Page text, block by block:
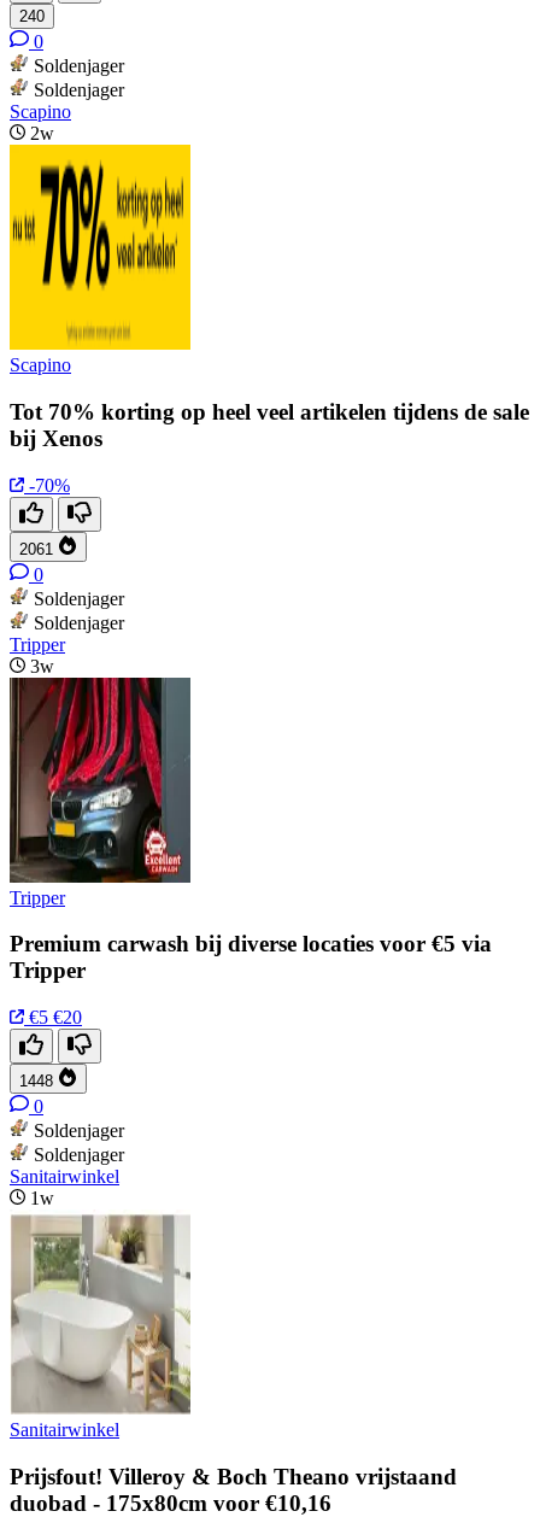
240
0
Soldenjager
Soldenjager
Scapino
2w
Scapino
Tot 70% korting op heel veel artikelen tijdens de sale
bij Xenos
-70%
2061
0
Soldenjager
Soldenjager
Tripper
3w
Tripper
Premium carwash bij diverse locaties voor €5 via
Tripper
€5 €20
1448
0
Soldenjager
Soldenjager
Sanitairwinkel
1w
Sanitairwinkel
Prijsfout! Villeroy & Boch Theano vrijstaand
duobad - 175x80cm voor €10,16